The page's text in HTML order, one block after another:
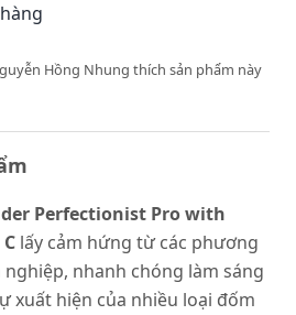
Hồng Nhung thích sản phẩm này
Perfectionist Pro with
lấy cảm hứng từ các phương
nhanh chóng làm sáng
xuất hiện của nhiều loại đốm